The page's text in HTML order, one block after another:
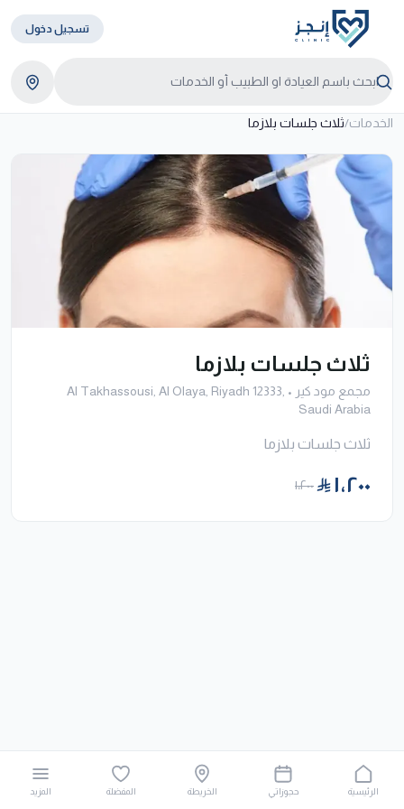
تسجيل دخول
الخدمات/ثلاث جلسات بلازما
ثلاث جلسات بلازما
مجمع مود كير •
Al Takhassousi, Al Olaya, Riyadh 12333,
Saudi Arabia
ثلاث جلسات بلازما
١٬٢٠٠ ١٬٢٠٠
الرئيسية حجوزاتي الخريطة المفضلة المزيد